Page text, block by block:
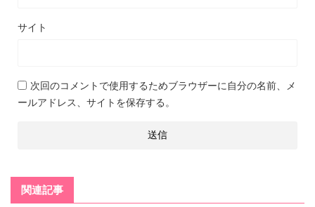
サイト
次回のコメントで使用するためブラウザーに自分の名前、メ
ールアドレス、サイトを保存する。
関連記事